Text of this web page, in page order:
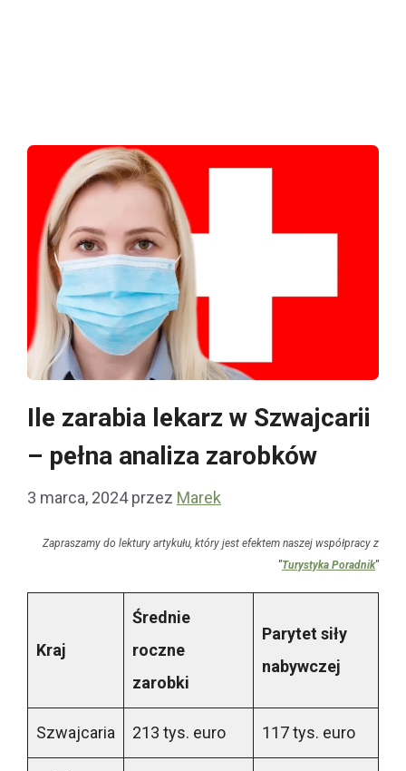
Ile zarabia lekarz w Szwajcarii
– pełna analiza zarobków
3 marca, 2024 przez Marek
Zapraszamy do lektury artykułu, który jest efektem naszej współpracy z
"Turystyka Poradnik"
Kraj
Średnie
roczne
zarobki
Parytet siły
nabywczej
Szwajcaria 213 tys. euro 117 tys. euro